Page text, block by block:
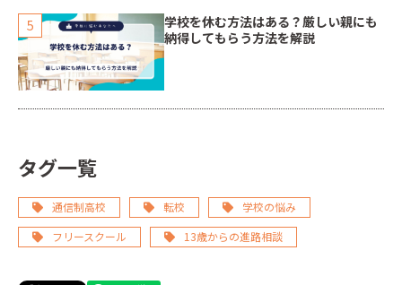
学校を休む方法はある？厳しい親にも
納得してもらう方法を解説
タグ一覧
通信制高校 転校
学校の悩み
フリースクール
13歳からの進路相談